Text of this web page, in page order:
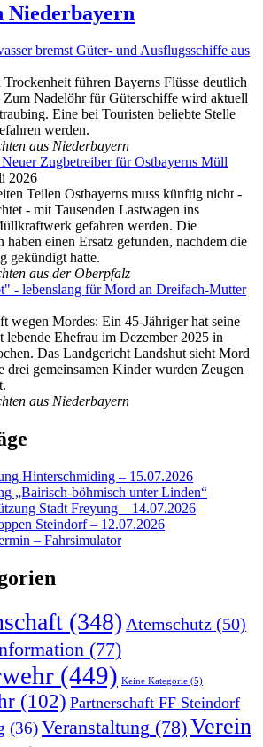
Niederbayern
bremst Güter- und Ausflugsschiffe aus
Trockenheit führen Bayerns Flüsse deutlich
Zum Nadelöhr für Güterschiffe wird aktuell
Eine bei Touristen beliebte Stelle
werden.
aus Niederbayern
Zugbetreiber für Ostbayerns Müll
2026
Teilen Ostbayerns muss künftig nicht -
- mit Tausenden Lastwagen ins
gefahren werden. Die
haben einen Ersatz gefunden, nachdem die
gekündigt hatte.
aus der Oberpfalz
- lebenslang für Mord an Dreifach-Mutter
wegen Mordes: Ein 45-Jähriger hat seine
lebende Ehefrau im Dezember 2025 in
Das Landgericht Landshut sieht Mord
drei gemeinsamen Kinder wurden Zeugen
aus Niederbayern
Hinterschmiding – 15.07.2026
„Bairisch-böhmisch unter Linden“
Stadt Freyung – 14.07.2026
Steindorf – 12.07.2026
– Fahrsimulator
(348) Atemschutz (50)
(77)
(449) Keine Kategorie (5)
(102) Partnerschaft FF Steindorf
(36)Veranstaltung (78)Verein